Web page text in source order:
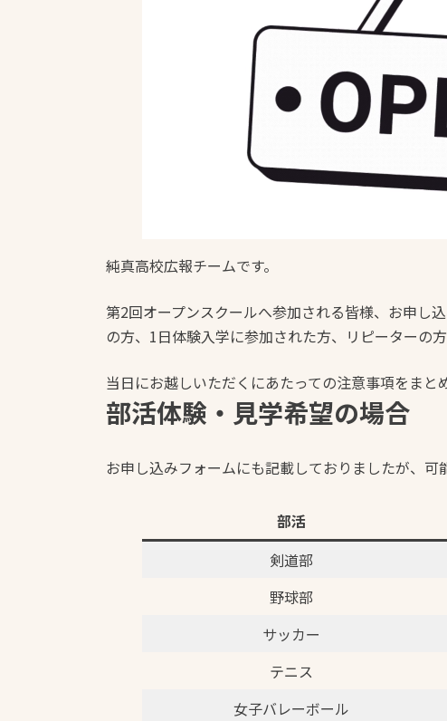
純真高校広報チームです。
第2回オープンスクールへ参加される皆様、お申し
の方、1日体験入学に参加された方、リピーターの
当日にお越しいただくにあたっての注意事項をまと
部活体験・見学希望の場合
お申し込みフォームにも記載しておりましたが、可
部活
剣道部
野球部
サッカー
テニス
女子バレーボール